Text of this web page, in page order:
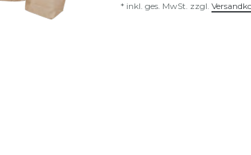
* inkl. ges. MwSt. zzgl.